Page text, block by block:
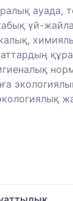
ауада,
үй-